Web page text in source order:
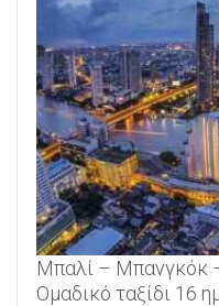
Μπαλί – Μπανγκόκ
Ομαδικό ταξίδι 16